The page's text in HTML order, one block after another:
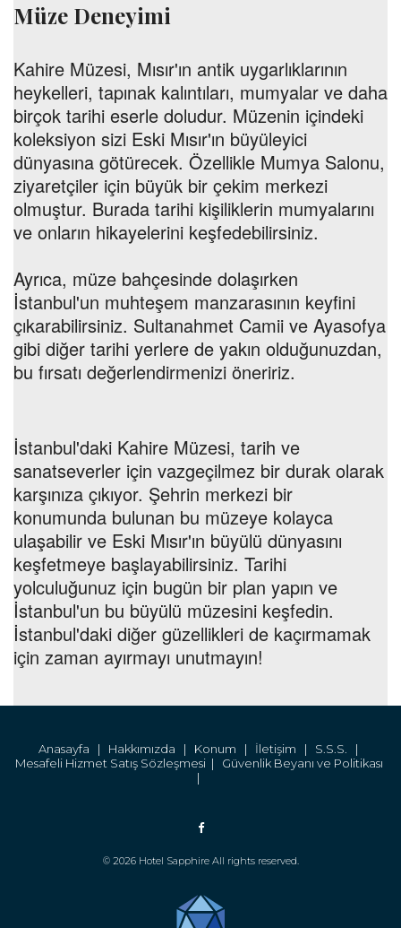
Müze Deneyimi
Kahire Müzesi, Mısır'ın antik uygarlıklarının
heykelleri, tapınak kalıntıları, mumyalar ve daha
birçok tarihi eserle doludur. Müzenin içindeki
koleksiyon sizi Eski Mısır'ın büyüleyici
dünyasına götürecek. Özellikle Mumya Salonu,
ziyaretçiler için büyük bir çekim merkezi
olmuştur. Burada tarihi kişiliklerin mumyalarını
ve onların hikayelerini keşfedebilirsiniz.
Ayrıca, müze bahçesinde dolaşırken
İstanbul'un muhteşem manzarasının keyfini
çıkarabilirsiniz. Sultanahmet Camii ve Ayasofya
gibi diğer tarihi yerlere de yakın olduğunuzdan,
bu fırsatı değerlendirmenizi öneririz.
İstanbul'daki Kahire Müzesi, tarih ve
sanatseverler için vazgeçilmez bir durak olarak
karşınıza çıkıyor. Şehrin merkezi bir
konumunda bulunan bu müzeye kolayca
ulaşabilir ve Eski Mısır'ın büyülü dünyasını
keşfetmeye başlayabilirsiniz. Tarihi
yolculuğunuz için bugün bir plan yapın ve
İstanbul'un bu büyülü müzesini keşfedin.
İstanbul'daki diğer güzellikleri de kaçırmamak
için zaman ayırmayı unutmayın!
Anasayfa | Hakkımızda | Konum | İletişim | S.S.S. |
Mesafeli Hizmet Satış Sözleşmesi | Güvenlik Beyanı ve Politikası
|
© 2026 Hotel Sapphire All rights reserved.